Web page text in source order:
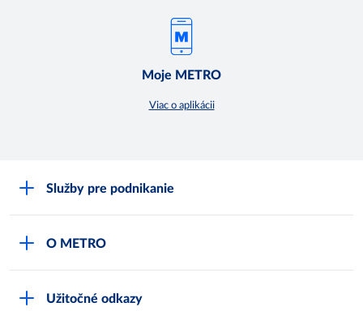
Moje METRO
Viac o aplikácii
Služby pre podnikanie
O METRO
Užitočné odkazy